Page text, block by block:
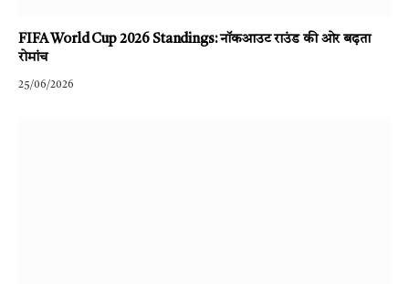
FIFA World Cup 2026 Standings: नॉकआउट राउंड की ओर बढ़ता
रोमांच
25/06/2026